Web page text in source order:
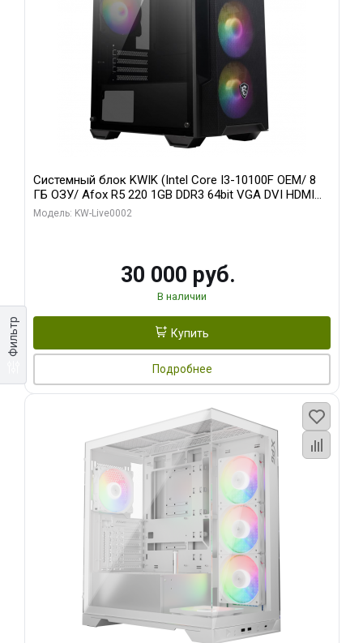
Фильтр
Системный блок KWIK (Intel Core I3-10100F OEM/ 8
ГБ ОЗУ/ Afox R5 220 1GB DDR3 64bit VGA DVI HDMI
1FAN LP RTL / 128 ГБ SSD)
Модель: KW-Live0002
30 000 руб.
В наличии
Купить
Подробнее